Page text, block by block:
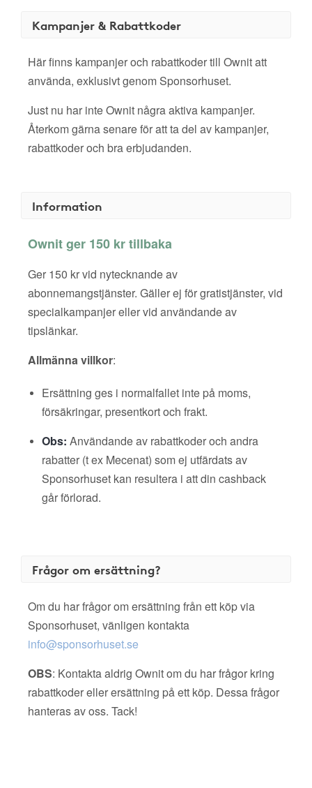
Kampanjer & Rabattkoder
Här finns kampanjer och rabattkoder till Ownit att
använda, exklusivt genom Sponsorhuset.
Just nu har inte Ownit några aktiva kampanjer.
Återkom gärna senare för att ta del av kampanjer,
rabattkoder och bra erbjudanden.
Information
Ownit ger 150 kr tillbaka
Ger 150 kr vid nytecknande av
abonnemangstjänster. Gäller ej för gratistjänster, vid
specialkampanjer eller vid användande av
tipslänkar.
Allmänna villkor:
Ersättning ges i normalfallet inte på moms,
försäkringar, presentkort och frakt.
Obs: Användande av rabattkoder och andra
rabatter (t ex Mecenat) som ej utfärdats av
Sponsorhuset kan resultera i att din cashback
går förlorad.
Frågor om ersättning?
Om du har frågor om ersättning från ett köp via
Sponsorhuset, vänligen kontakta
info@sponsorhuset.se
OBS: Kontakta aldrig Ownit om du har frågor kring
rabattkoder eller ersättning på ett köp. Dessa frågor
hanteras av oss. Tack!